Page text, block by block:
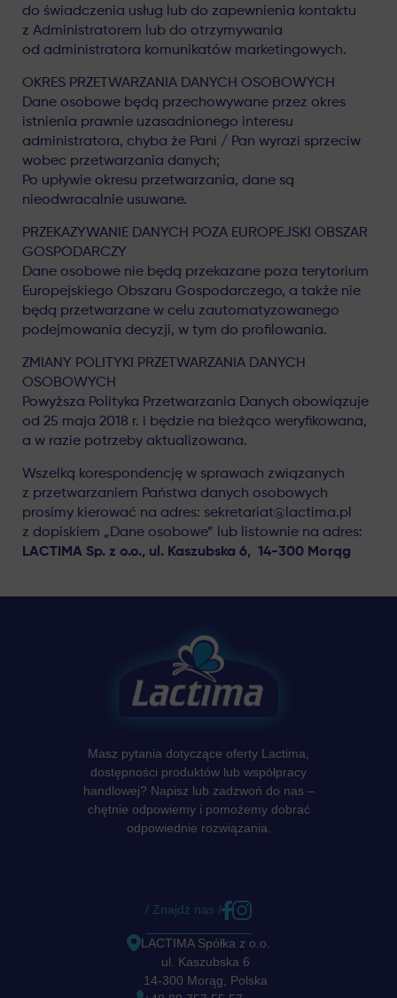
do świadczenia usług lub do zapewnienia kontaktu
z Administratorem lub do otrzymywania
od administratora komunikatów marketingowych.
OKRES PRZETWARZANIA DANYCH OSOBOWYCH
Dane osobowe będą przechowywane przez okres
istnienia prawnie uzasadnionego interesu
administratora, chyba że Pani / Pan wyrazi sprzeciw
wobec przetwarzania danych;
Po upływie okresu przetwarzania, dane są
nieodwracalnie usuwane.
PRZEKAZYWANIE DANYCH POZA EUROPEJSKI OBSZAR
GOSPODARCZY
Dane osobowe nie będą przekazane poza terytorium
Europejskiego Obszaru Gospodarczego, a także nie
będą przetwarzane w celu zautomatyzowanego
podejmowania decyzji, w tym do profilowania.
ZMIANY POLITYKI PRZETWARZANIA DANYCH
OSOBOWYCH
Powyższa Polityka Przetwarzania Danych obowiązuje
od 25 maja 2018 r. i będzie na bieżąco weryfikowana,
a w razie potrzeby aktualizowana.
Wszelką korespondencję w sprawach związanych
z przetwarzaniem Państwa danych osobowych
prosimy kierować na adres: sekretariat@lactima.pl
z dopiskiem „Dane osobowe” lub listownie na adres:
LACTIMA Sp. z o.o., ul. Kaszubska 6, 14-300 Morąg
Masz pytania dotyczące oferty Lactima,
dostępności produktów lub współpracy
handlowej? Napisz lub zadzwoń do nas –
chętnie odpowiemy i pomożemy dobrać
odpowiednie rozwiązania.
/ Znajdź nas /
LACTIMA Spółka z o.o.
ul. Kaszubska 6
14-300 Morąg, Polska